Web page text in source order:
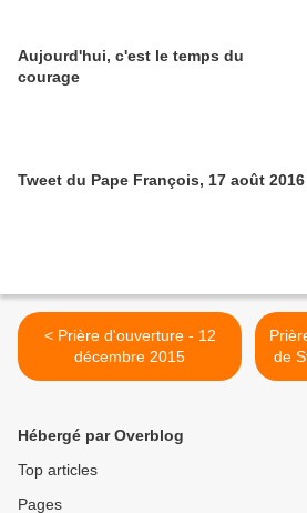
Aujourd'hui, c'est le temps du
courage
Tweet du Pape François, 17 août 2016
< Prière d'ouverture - 12
décembre 2015
de
Hébergé par Overblog
Top articles
Pages